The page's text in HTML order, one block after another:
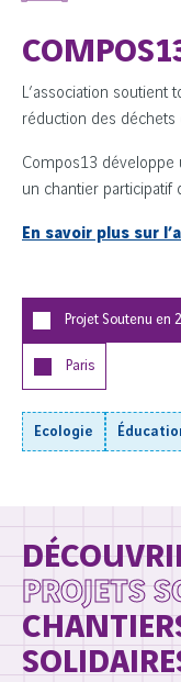
L’association soutient
réduction des
Compos13 développe
un chantier participatif
En savoir plus sur
Ecologie
Projet Soutenu en
Paris
PROJETS